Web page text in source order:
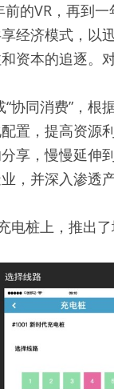
的VR，再到
经济模式，以
资本的追逐。
“协同消费”，
置，提高资源
享，慢慢延伸
，并深入渗透
电桩上，推出了